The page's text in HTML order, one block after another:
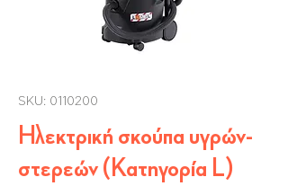
SKU: 0110200
Ηλεκτρική σκούπα υγρών-
στερεών (Κατηγορία L)